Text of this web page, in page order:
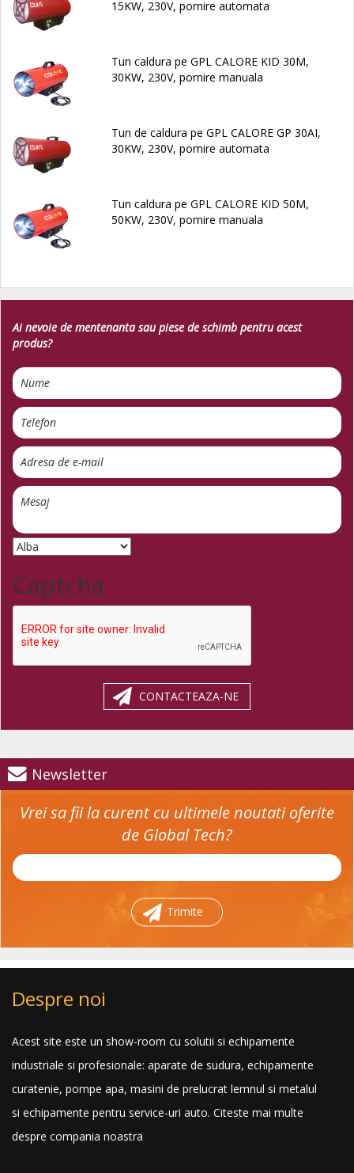
15KW, 230V, pornire automata
Tun caldura pe GPL CALORE KID 30M,
30KW, 230V, pornire manuala
Tun de caldura pe GPL CALORE GP 30AI,
30KW, 230V, pornire automata
Tun caldura pe GPL CALORE KID 50M,
50KW, 230V, pornire manuala
Ai nevoie de mentenanta sau piese de schimb pentru acest
produs?
Captcha
CONTACTEAZA-NE
Newsletter
Vrei sa fii la curent cu ultimele noutati oferite
de Global Tech?
Trimite
Despre noi
Acest site este un show-room cu solutii si echipamente
industriale si profesionale: aparate de sudura, echipamente
curatenie, pompe apa, masini de prelucrat lemnul si metalul
si echipamente pentru service-uri auto. Citeste mai multe
despre compania noastra